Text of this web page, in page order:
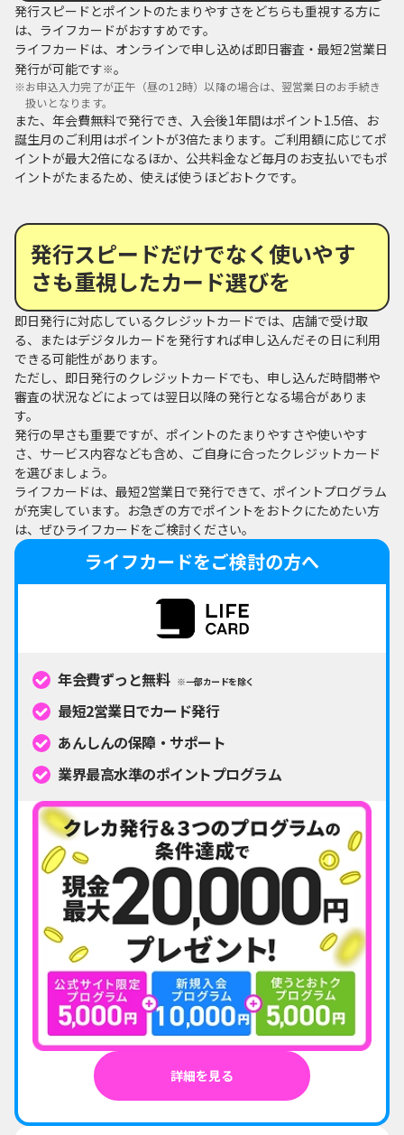
発行スピードとポイントのたまりやすさをどちらも重視する方に
は、ライフカードがおすすめです。
ライフカードは、オンラインで申し込めば即日審査・最短2営業日
発行が可能です※。
※お申込入力完了が正午（昼の12時）以降の場合は、翌営業日のお手続き
扱いとなります。
また、年会費無料で発行でき、入会後1年間はポイント1.5倍、お
誕生月のご利用はポイントが3倍たまります。ご利用額に応じてポ
イントが最大2倍になるほか、公共料金など毎月のお支払いでもポ
イントがたまるため、使えば使うほどおトクです。
発行スピードだけでなく使いやす
さも重視したカード選びを
即日発行に対応しているクレジットカードでは、店舗で受け取
る、またはデジタルカードを発行すれば申し込んだその日に利用
できる可能性があります。
ただし、即日発行のクレジットカードでも、申し込んだ時間帯や
審査の状況などによっては翌日以降の発行となる場合がありま
す。
発行の早さも重要ですが、ポイントのたまりやすさや使いやす
さ、サービス内容なども含め、ご自身に合ったクレジットカード
を選びましょう。
ライフカードは、最短2営業日で発行できて、ポイントプログラム
が充実しています。お急ぎの方でポイントをおトクにためたい方
は、ぜひライフカードをご検討ください。
ライフカードをご検討の方へ
年会費ずっと無料 ※一部カードを除く
最短2営業日でカード発行
あんしんの保障・サポート
業界最高水準のポイントプログラム
詳細を見る